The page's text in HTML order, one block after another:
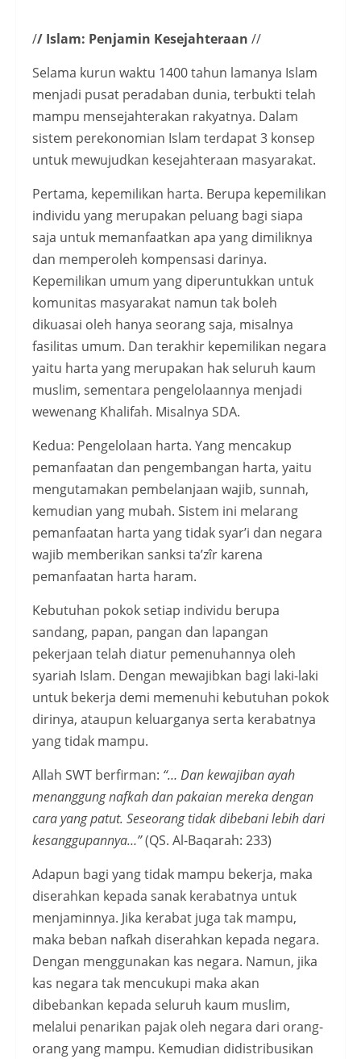
// Islam: Penjamin Kesejahteraan //
Selama kurun waktu 1400 tahun lamanya Islam
menjadi pusat peradaban dunia, terbukti telah
mampu mensejahterakan rakyatnya. Dalam
sistem perekonomian Islam terdapat 3 konsep
untuk mewujudkan kesejahteraan masyarakat.
Pertama, kepemilikan harta. Berupa kepemilikan
individu yang merupakan peluang bagi siapa
saja untuk memanfaatkan apa yang dimiliknya
dan memperoleh kompensasi darinya.
Kepemilikan umum yang diperuntukkan untuk
komunitas masyarakat namun tak boleh
dikuasai oleh hanya seorang saja, misalnya
fasilitas umum. Dan terakhir kepemilikan negara
yaitu harta yang merupakan hak seluruh kaum
muslim, sementara pengelolaannya menjadi
wewenang Khalifah. Misalnya SDA.
Kedua: Pengelolaan harta. Yang mencakup
pemanfaatan dan pengembangan harta, yaitu
mengutamakan pembelanjaan wajib, sunnah,
kemudian yang mubah. Sistem ini melarang
pemanfaatan harta yang tidak syar’i dan negara
wajib memberikan sanksi ta’zîr karena
pemanfaatan harta haram.
Kebutuhan pokok setiap individu berupa
sandang, papan, pangan dan lapangan
pekerjaan telah diatur pemenuhannya oleh
syariah Islam. Dengan mewajibkan bagi laki-laki
untuk bekerja demi memenuhi kebutuhan pokok
dirinya, ataupun keluarganya serta kerabatnya
yang tidak mampu.
Allah SWT berfirman: “… Dan kewajiban ayah
menanggung nafkah dan pakaian mereka dengan
cara yang patut. Seseorang tidak dibebani lebih dari
kesanggupannya…”(QS. Al-Baqarah: 233)
Adapun bagi yang tidak mampu bekerja, maka
diserahkan kepada sanak kerabatnya untuk
menjaminnya. Jika kerabat juga tak mampu,
maka beban nafkah diserahkan kepada negara.
Dengan menggunakan kas negara. Namun, jika
kas negara tak mencukupi maka akan
dibebankan kepada seluruh kaum muslim,
melalui penarikan pajak oleh negara dari orang-
orang yang mampu. Kemudian didistribusikan